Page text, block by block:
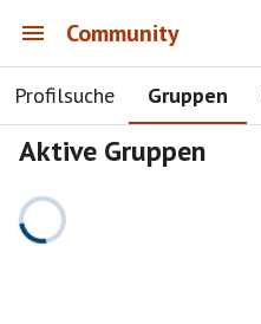
Community
Profilsuche Gruppen
Aktive Gruppen